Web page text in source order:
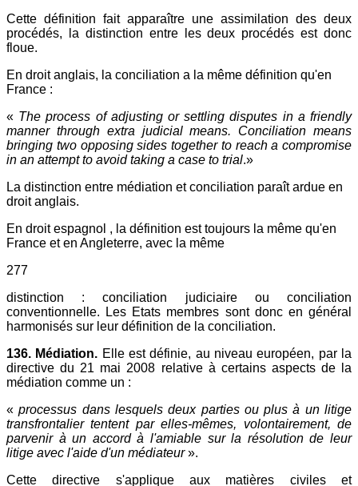
Cette définition fait apparaître une assimilation des deux
procédés, la distinction entre les deux procédés est donc
floue.
En droit anglais, la conciliation a la même définition qu'en
France :
« The process of adjusting or settling disputes in a friendly
manner through extra judicial means. Conciliation means
bringing two opposing sides together to reach a compromise
in an attempt to avoid taking a case to trial.»
La distinction entre médiation et conciliation paraît ardue en
droit anglais.
En droit espagnol , la définition est toujours la même qu'en
France et en Angleterre, avec la même
277
distinction : conciliation judiciaire ou conciliation
conventionnelle. Les Etats membres sont donc en général
harmonisés sur leur définition de la conciliation.
136. Médiation. Elle est définie, au niveau européen, par la
directive du 21 mai 2008 relative à certains aspects de la
médiation comme un :
«processus dans lesquels deux parties ou plus à un litige
transfrontalier tentent par elles-mêmes, volontairement, de
parvenir à un accord à l'amiable sur la résolution de leur
litige avec l'aide d'un médiateur».
Cette directive s'applique aux matières civiles et